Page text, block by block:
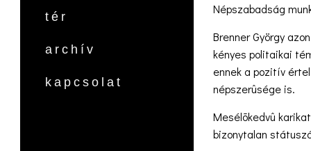
tér
archív
kapcsolat
Népszabadság
Brenner György
kényes politaikai
ennek a pozitív
népszerûsége is.
Mesélõkedvû
bizonytalan